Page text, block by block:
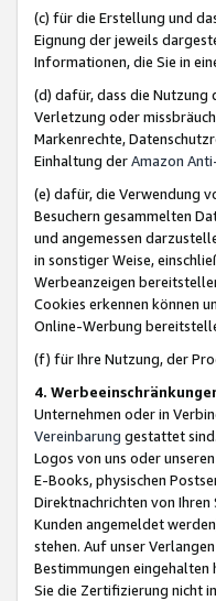
(c) für die Erstellung und
Eignung der jeweils
Informationen, die Sie in
(d) dafür, dass die Nutzung
Verletzung oder
Markenrechte,
Einhaltung derAmazon
(e) dafür, die Verwendung
Besuchern gesammelten
und angemessen
in sonstiger Weise,
Werbeanzeigen
Cookies erkennen können
Online-Werbung
(f) für Ihre Nutzung, der
4.
Unternehmen oder in
Vereinbarung gestattet
Logos von uns oder
E-Books, physischen
Direktnachrichten von
Kunden angemeldet
stehen. Auf unser
Bestimmungen eingehalten
Sie die Zertifizierung nicht